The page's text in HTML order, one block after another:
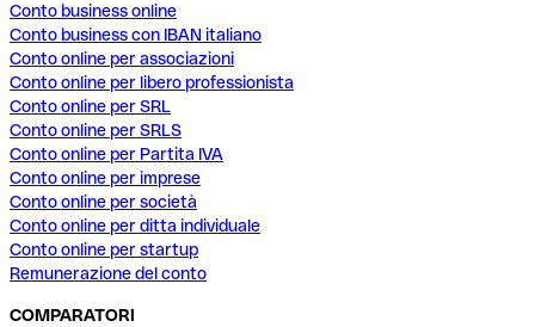
Conto business online
Conto business con IBAN italiano
Conto online per associazioni
Conto online per libero professionista
Conto online per SRL
Conto online per SRLS
Conto online per Partita IVA
Conto online per imprese
Conto online per società
Conto online per ditta individuale
Conto online per startup
Remunerazione del conto
COMPARATORI